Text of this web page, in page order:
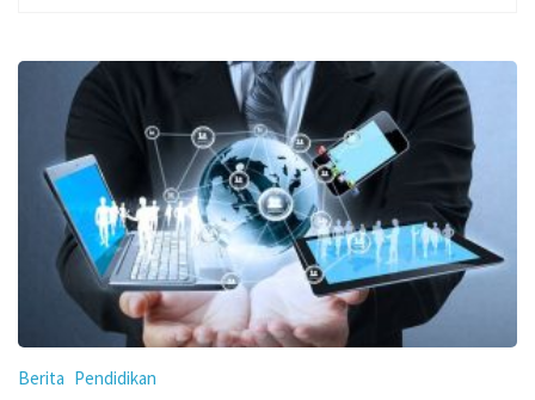
Berita Pendidikan